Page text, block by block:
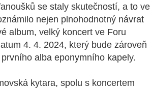
se staly skutečností, a to ve
nejen plnohodnotný návrat
album, velký koncert ve Foru
4. 4. 2024, který bude zároveň
alba eponymního kapely.
kytara, spolu s koncertem